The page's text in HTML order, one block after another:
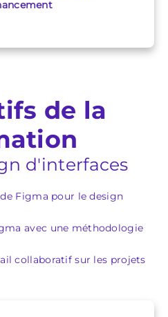
de la
d'interfaces
Figma pour le design
avec une méthodologie
collaboratif sur les projets